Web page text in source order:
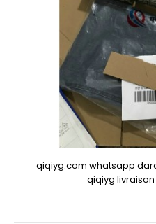
qiqiyg.com whatsapp
qiqiyg